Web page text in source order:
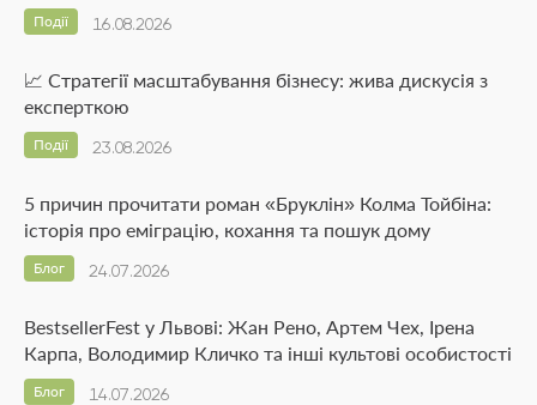
16.08.2026
Події
📈 Стратегії масштабування бізнесу: жива дискусія з
експерткою
23.08.2026
Події
5 причин прочитати роман «Бруклін» Колма Тойбіна:
історія про еміграцію, кохання та пошук дому
24.07.2026
Блог
BestsellerFest у Львові: Жан Рено, Артем Чех, Ірена
Карпа, Володимир Кличко та інші культові особистості
14.07.2026
Блог